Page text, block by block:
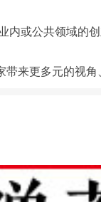
或公共领域的
来更多元的视角